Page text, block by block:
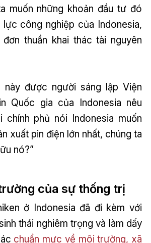
muốn những khoản đầu tư đó
công nghiệp của Indonesia,
thuần khai thác tài nguyên
này được người sáng lập Viện
Quốc gia của Indonesia nêu
chính phủ nói Indonesia muốn
xuất pin điện lớn nhất, chúng ta
nó?”
của sự thống trị
ở Indonesia đã đi kèm với
thái nghiêm trọng và làm dấy
chuẩn mực về môi trường, xã